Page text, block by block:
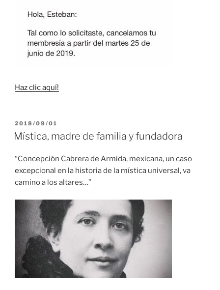
Haz clic aquí!
PUBLICADO
EL
2018/09/01
Mística, madre de familia y fundadora
“Concepción Cabrera de Armida, mexicana, un caso
excepcional en la historia de la mística universal, va
camino a los altares…”